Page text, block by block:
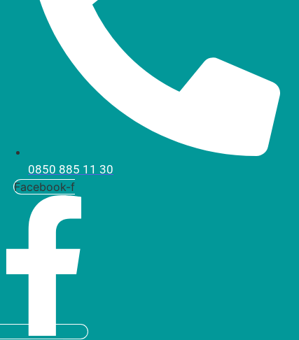
0850 885 11 30
Facebook-f